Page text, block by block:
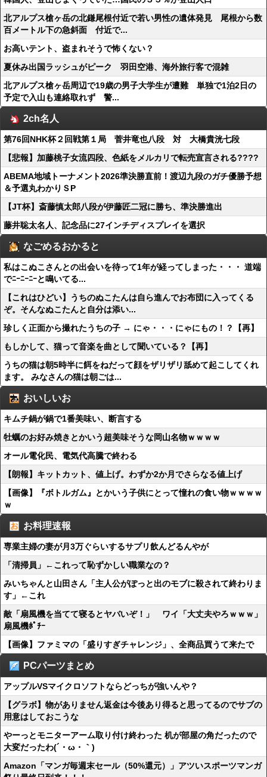
北アルプス槍ヶ岳の北鎌尾根付近で若い男性の遺体発見 尾根から数
百メートル下の急斜面 付近で...
お高いテント、盗まれそうで怖くない？
夏休み出国ラッシュがピーク 羽田空港、海外旅行客で混雑
北アルプス槍ヶ岳周辺で19歳の男子大学生が遭難 単独で1泊2日の
予定で入山も連絡取れず 警...
2ch名人
第76回NHK杯２回戦第１局 菅井竜也八段 対 大橋貴洸七段
【悲報】加藤桃子女流四段、色紙をメルカリで転売宣言される????
ABEMA地域トーナメント2026準決勝直前！渡辺九段のガチ優勝予想
＆予選丸わかりＳP
【JT杯】斎藤慎太郎八段が伊藤匠二冠に勝ち、準決勝進出
藤井聡太名人、記念品に27インチディスプレイを選択
なごめるおかると
私はこぬこさんとの出会いを待って1年が経ってしまった・・・ 道端
でﾆｰﾆｰﾆｰと鳴いてる...
【これはひどい】うちのぬこたんは自ら進んでお布団に入ってくる
ぞ。そんなぬこたんと自分は添い...
珍しく正面から撮れたうちの子 → にゃ・・・にゃにもの！？【再】
もしかして、猫って音楽を曲として聞いている？【再】
うちの猫は朝5時半に餌をねだって顔をザリザリ舐めて起こしてくれ
ます。 みなさんの猫は朝ごは...
おいしいお
キムチ鍋が鍋で1番美味い、断言する
牡蠣のお好み焼きとかいう超美味そうな岡山名物ｗｗｗｗ
オール電化民、電気代高騰で終わる
【朗報】キットカット、値上げ。わずか2か月でさらなる値上げ
【画像】『ボトルガム』とかいう子供にとって憧れの食い物ｗｗｗｗ
ｗ
お料理速報
専業主婦の妻が月3万ぐらいするサプリ飲んどるんやが
「清掃員」←これって恥ずかしい職業なの？
みいちゃんと山田さん「主人公がぽっと出のモブに殺されて終わりま
す」←これ
敵「扇風機を当てて寝るとヤバいぞ！」 ワイ「大丈夫やろｗｗｗ」
扇風機ﾎﾟﾁｰ
【画像】ファミマの「盛りすぎチャレンジ」、全商品買うて来たで
PCパーツまとめ
アップルVSマイクロソフトならどっちが強いんや？
【グラボ】物がありません返金は今後あり得ると思ってるのでサブの
用意はしておこうな
やーっとモニターアーム取り付け終わった 机が部屋の角だったので
大変だったわ(´・ω・｀)
Amazon「マンガ毎週末セール（50%還元）」アツいスポーツマンガ